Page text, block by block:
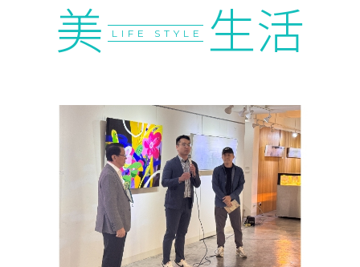
美 LIFE STYLE 生活